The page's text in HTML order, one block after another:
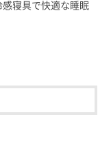
感寝具で快適な睡眠